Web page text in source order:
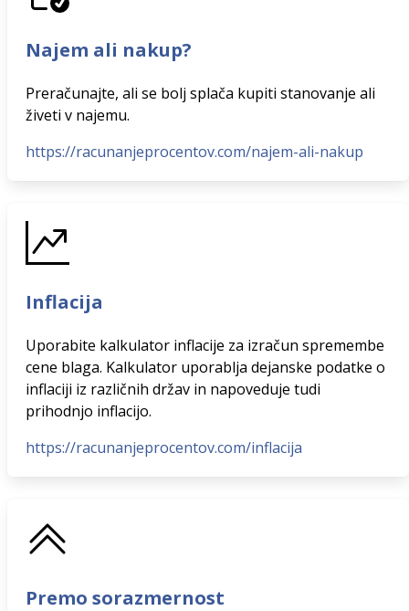
Najem ali nakup?
Preračunajte, ali se bolj splača kupiti stanovanje ali
živeti v najemu.
https://racunanjeprocentov.com/najem-ali-nakup
Inflacija
Uporabite kalkulator inflacije za izračun spremembe
cene blaga. Kalkulator uporablja dejanske podatke o
inflaciji iz različnih držav in napoveduje tudi
prihodnjo inflacijo.
https://racunanjeprocentov.com/inflacija
Premo sorazmernost